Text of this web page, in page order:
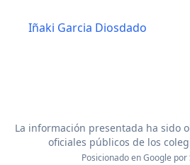
Iñaki Garcia Diosdado
La información presentada ha sido
oficiales públicos de los
Posicionado en Google por